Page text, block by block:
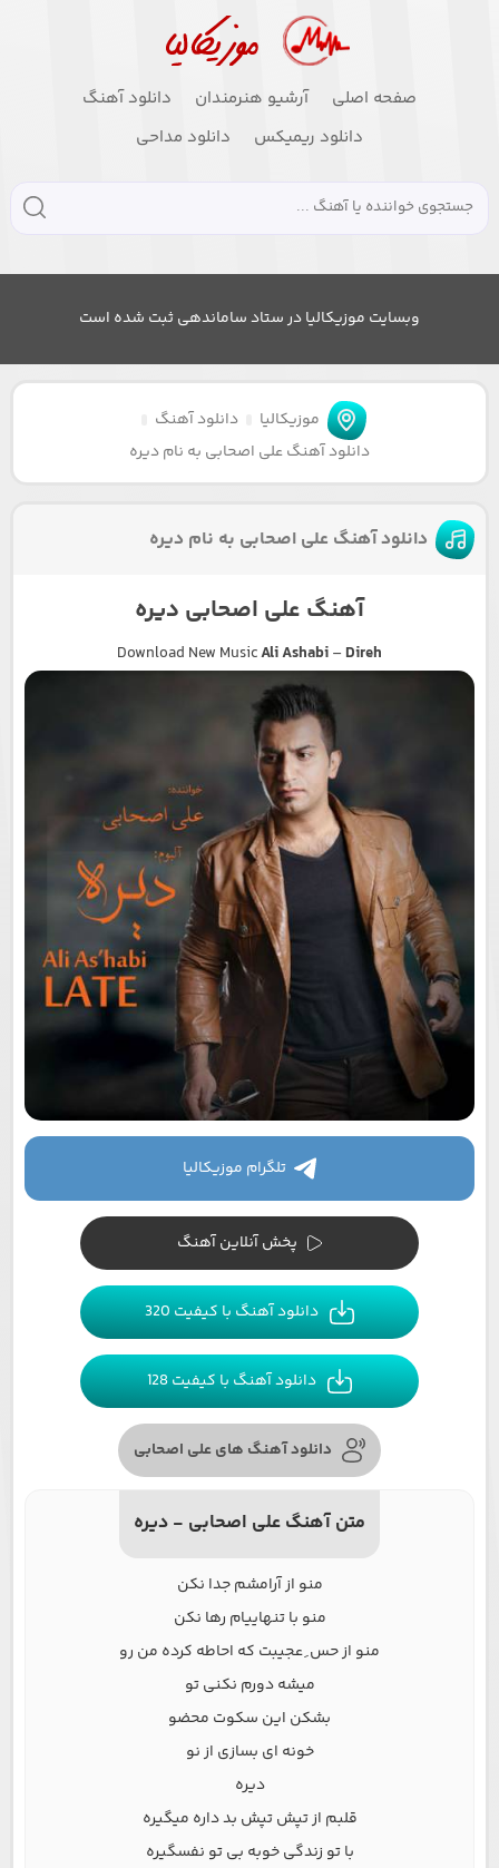
صفحه اصلی آرشیو هنرمندان
دانلود آهنگ
دانلود ریمیکس
دانلود مداحی
وبسایت موزیکالیا در ستاد ساماندهی ثبت شده است
موزیکالیا
دانلود آهنگ
دانلود آهنگ علی اصحابی به نام دیره
دانلود آهنگ علی اصحابی به نام دیره
آهنگ علی اصحابی دیره
Download New MusicAli Ashabi– Direh
تلگرام موزیکالیا
پخش آنلاین آهنگ
دانلود آهنگ با کیفیت 320
دانلود آهنگ با کیفیت 128
دانلود آهنگ های علی اصحابی
متن آهنگ علی اصحابی - دیره
منو از آرامشم جدا نکن
منو با تنهاییام رها نکن
منو از حس ِ عجیبت که احاطه کرده من رو
میشه دورم نکنی تو
بشکن این سکوت محضو
خونه ای بسازی از نو
دیره
قلبم از تپش تپش بد داره میگیره
با تو زندگی خوبه بی تو نفسگیره